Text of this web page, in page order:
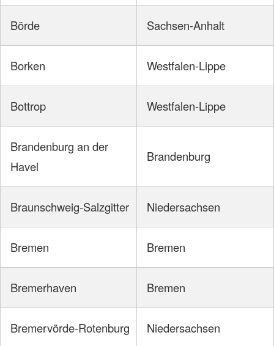
Börde Sachsen-Anhalt
Borken Westfalen-Lippe
Bottrop Westfalen-Lippe
Brandenburg an der
Havel
Brandenburg
Braunschweig-Salzgitter Niedersachsen
Bremen Bremen
Bremerhaven Bremen
Bremervörde-Rotenburg Niedersachsen